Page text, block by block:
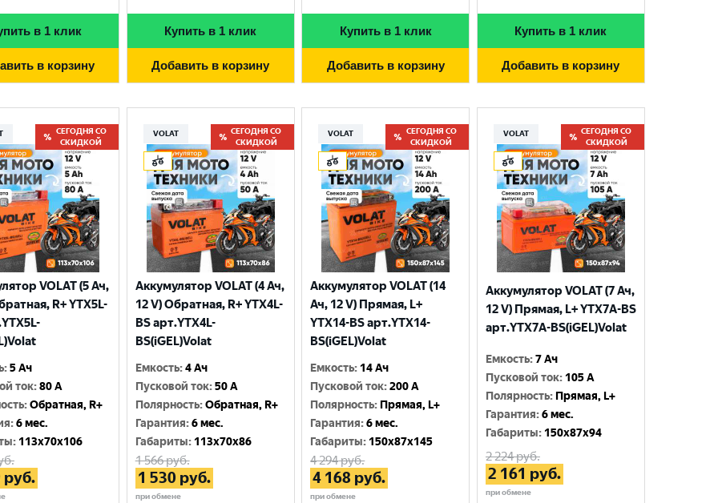
в 1 клик
в корзину
Купить в 1 клик
Добавить в корзину
Купить в 1 клик
Добавить в корзину
Купить в 1 клик
Добавить в корзину
СЕГОДНЯ СО
СКИДКОЙ
VOLAT (5 Ач,
R+ YTX5L-
:5 Ач
ток:80 A
:Обратная, R+
:6 мес.
: 113x70x106
руб.
VOLAT
СЕГОДНЯ СО
СКИДКОЙ
Аккумулятор VOLAT (4 Ач,
12 V) Обратная, R+ YTX4L-
BS арт.YTX4L-
BS(iGEL)Volat
Емкость:4 Ач
Пусковой ток:50 A
Полярность:Обратная, R+
Гарантия:6 мес.
Габариты: 113x70x86
1 566руб.
1 530 руб.
при обмене
VOLAT
СЕГОДНЯ СО
СКИДКОЙ
Аккумулятор VOLAT (14
Ач, 12 V) Прямая, L+
YTX14-BS арт.YTX14-
BS(iGEL)Volat
Емкость: 14 Ач
Пусковой ток:200 A
Полярность: Прямая, L+
Гарантия:6 мес.
Габариты: 150x87x145
4 294руб.
4 168 руб.
при обмене
VOLAT
СЕГОДНЯ СО
СКИДКОЙ
Аккумулятор VOLAT (7 Ач,
12 V) Прямая, L+ YTX7A-BS
арт.YTX7A-BS(iGEL)Volat
Емкость:7 Ач
Пусковой ток: 105 A
Полярность: Прямая, L+
Гарантия:6 мес.
Габариты: 150x87x94
2 224руб.
2 161 руб.
при обмене
Выберите ваш город
Великий Новгород
Москва
Санкт-Петербург
Смоленск